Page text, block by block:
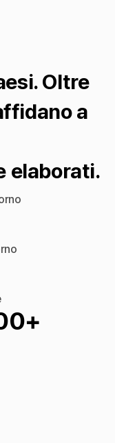
Oltre
a
elaborati.